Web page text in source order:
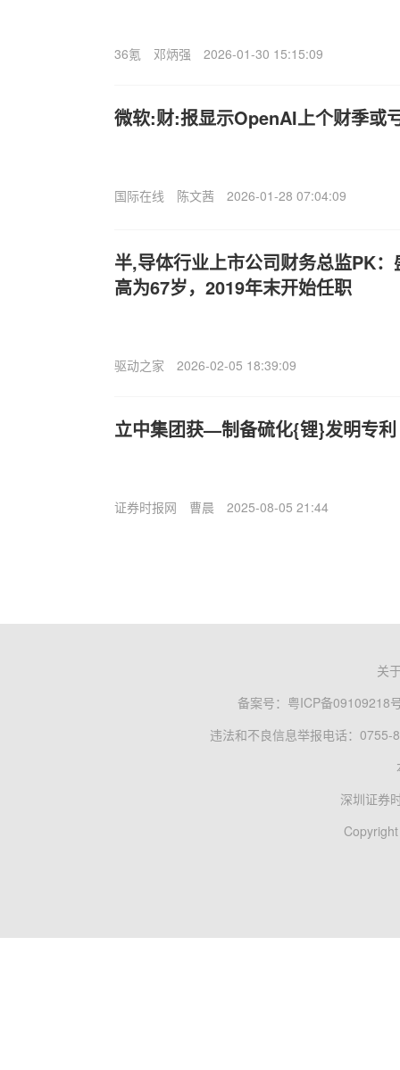
36氪 邓炳强 2026-01-30 15:15:09
微软:财:报显示OpenAI上个财季或
国际在线 陈文茜 2026-01-28 07:04:09
半,导体行业上市公司财务总监PK
高为67岁，2019年末开始任职
驱动之家 2026-02-05 18:39:09
立中集团获—制备硫化{锂}发明专利
证券时报网 曹晨 2025-08-05 21:44
关
备案号： 粤ICP备09109218
违法和不良信息举报电话：0755-
深圳证券